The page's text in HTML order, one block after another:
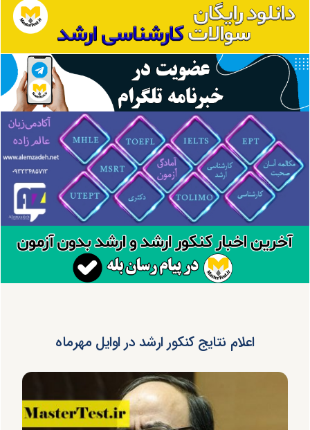
اعلام نتایج کنکور ارشد در اوایل مهرماه